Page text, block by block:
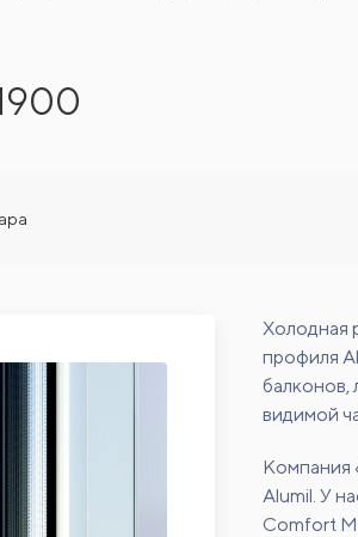
Холодная
профиля
балконов,
видимой
Компания
Alumil. У
Comfort